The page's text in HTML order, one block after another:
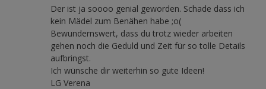
Der ist ja soooo genial geworden. Schade dass ich
kein Mädel zum Benähen habe ;o(
Bewundernswert, dass du trotz wieder arbeiten
gehen noch die Geduld und Zeit für so tolle Details
aufbringst.
Ich wünsche dir weiterhin so gute Ideen!
LG Verena